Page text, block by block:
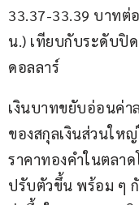
33.37-33.39 บาทต่
น.) เทียบกับระดับปิ
ดอลลาร์
เงินบาทขยับอ่อนค่า
ของสกุลเงินส่วนให
ราคาทองคำในตลา
ปรับตัวขึ้น พร้อม ๆ